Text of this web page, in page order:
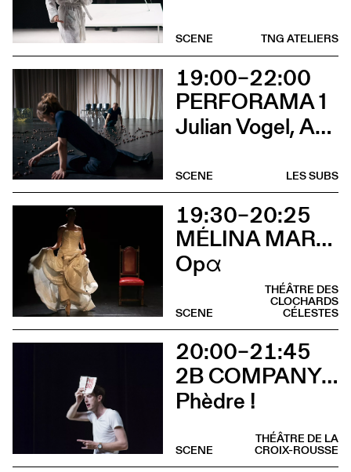
TNG ATELIERS
SCENE
19:00–22:00
PERFORAMA 1
Julian Vogel, Aurélien Dougé, Igor Cardellini & Tomas Gonzalez
LES SUBS
SCENE
19:30–20:25
MÉLINA MARTIN
Opα
THÉÂTRE DES
CLOCHARDS
CÉLESTES
SCENE
20:00–21:45
2B COMPANY - FRANÇOIS GREMAUD
Phèdre !
THÉÂTRE DE LA
CROIX-ROUSSE
SCENE